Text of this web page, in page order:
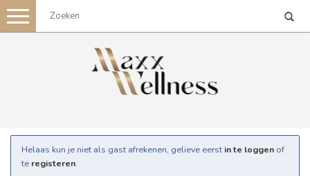
Toggle
navigation
Helaas kun je niet als gast afrekenen, gelieve eerst in te loggen of
te registeren.